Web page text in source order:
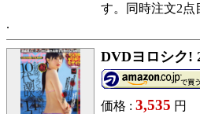
す。同時注文2点
DVDヨロシク!
価格 : 3,535 円